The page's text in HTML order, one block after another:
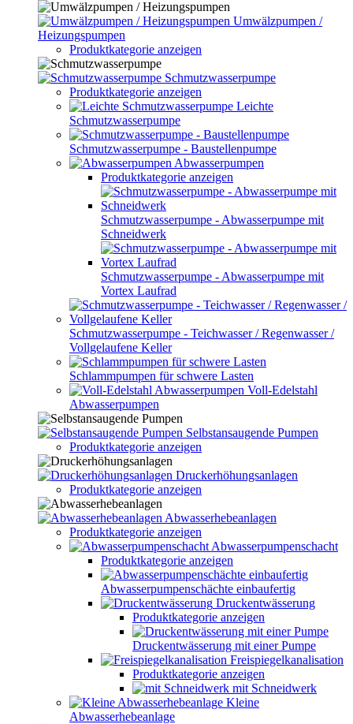
Umwälzpumpen /
Heizungspumpen
Produktkategorie anzeigen
Schmutzwasserpumpe
Produktkategorie anzeigen
Leichte
Schmutzwasserpumpe
Schmutzwasserpumpe - Baustellenpumpe
Abwasserpumpen
Produktkategorie anzeigen
Schmutzwasserpumpe - Abwasserpumpe mit
Schneidwerk
Schmutzwasserpumpe - Abwasserpumpe mit
Vortex Laufrad
Schmutzwasserpumpe - Teichwasser / Regenwasser /
Vollgelaufene Keller
Schlammpumpen für schwere Lasten
Voll-Edelstahl
Abwasserpumpen
Selbstansaugende Pumpen
Produktkategorie anzeigen
Druckerhöhungsanlagen
Produktkategorie anzeigen
Abwasserhebeanlagen
Produktkategorie anzeigen
Abwasserpumpenschacht
Produktkategorie anzeigen
Abwasserpumpenschächte einbaufertig
Druckentwässerung
Produktkategorie anzeigen
Druckentwässerung mit einer Pumpe
Freispiegelkanalisation
Produktkategorie anzeigen
mit Schneidwerk
Kleine
Abwasserhebeanlage